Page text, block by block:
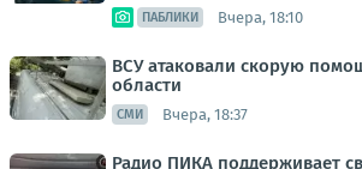
ПАБЛИКИ Вчера, 18:10
ВСУ атаковали скорую
области
СМИ Вчера, 18:37
Радио ПИКА поддерживает